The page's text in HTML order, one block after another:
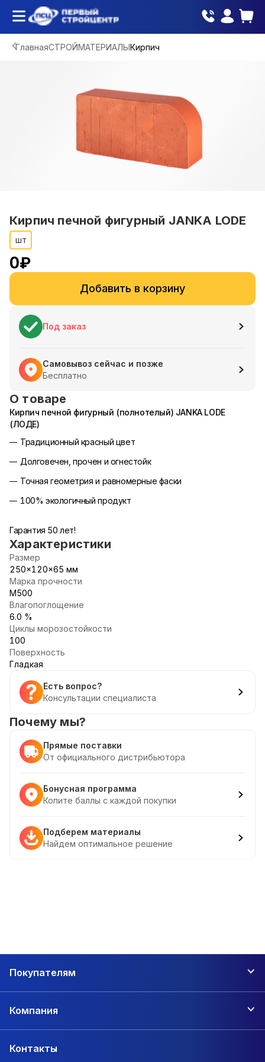
ГлавнаяСТРОЙМАТЕРИАЛЫКирпич
Кирпич печной фигурный JANKA LODE
шт
0₽
Добавить в корзину
Под заказ
Самовывоз сейчас и позже
Бесплатно
О товаре
Кирпич печной фигурный (полнотелый) JANKA LODE
(ЛОДЕ)
Традиционный красный цвет
Долговечен, прочен и огнестойк
Точная геометрия и равномерные фаски
100% экологичный продукт
Гарантия 50 лет!
Характеристики
Размер
250x120x65 мм
Марка прочности
М500
Влагопоглощение
6.0 %
Циклы морозостойкости
100
Поверхность
Гладкая
Есть вопрос?
Консультации специалиста
Почему мы?
Прямые поставки
От официального дистрибьютора
Бонусная программа
Копите баллы с каждой покупки
Подберем материалы
Найдем оптимальное решение
Покупателям
Компания
Контакты